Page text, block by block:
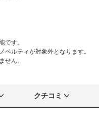
です。
ルティが対象外となります。
せん。
クチコミ